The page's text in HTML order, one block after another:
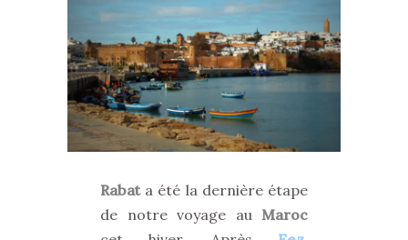
Rabata été la dernière étape
de notre voyage au Maroc